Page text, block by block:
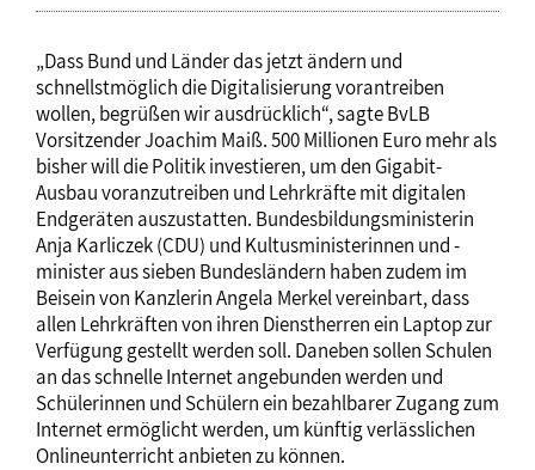
„Dass Bund und Länder das jetzt ändern und
schnellstmöglich die Digitalisierung vorantreiben
wollen, begrüßen wir ausdrücklich“, sagte BvLB
Vorsitzender Joachim Maiß. 500 Millionen Euro mehr als
bisher will die Politik investieren, um den Gigabit-
Ausbau voranzutreiben und Lehrkräfte mit digitalen
Endgeräten auszustatten. Bundesbildungsministerin
Anja Karliczek (CDU) und Kultusministerinnen und -
minister aus sieben Bundesländern haben zudem im
Beisein von Kanzlerin Angela Merkel vereinbart, dass
allen Lehrkräften von ihren Dienstherren ein Laptop zur
Verfügung gestellt werden soll. Daneben sollen Schulen
an das schnelle Internet angebunden werden und
Schülerinnen und Schülern ein bezahlbarer Zugang zum
Internet ermöglicht werden, um künftig verlässlichen
Onlineunterricht anbieten zu können.